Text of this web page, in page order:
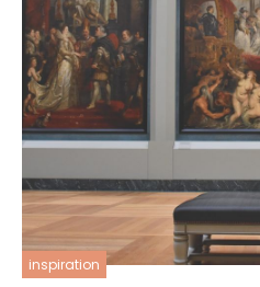
inspiration